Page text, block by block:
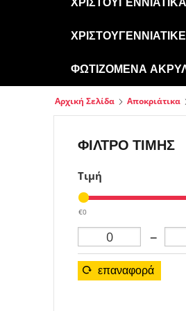
ΦΩΤΙΖΌΜΕΝΑ
Αρχική Σελίδα Αποκριάτικα
ΦΊΛΤΡΟ ΤΙΜΉΣ
Τιμή
€0
–
επαναφορά